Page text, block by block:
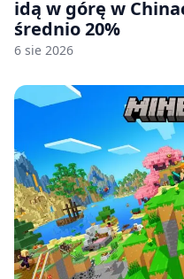
idą w górę w
średnio 20%
6 sie 2026